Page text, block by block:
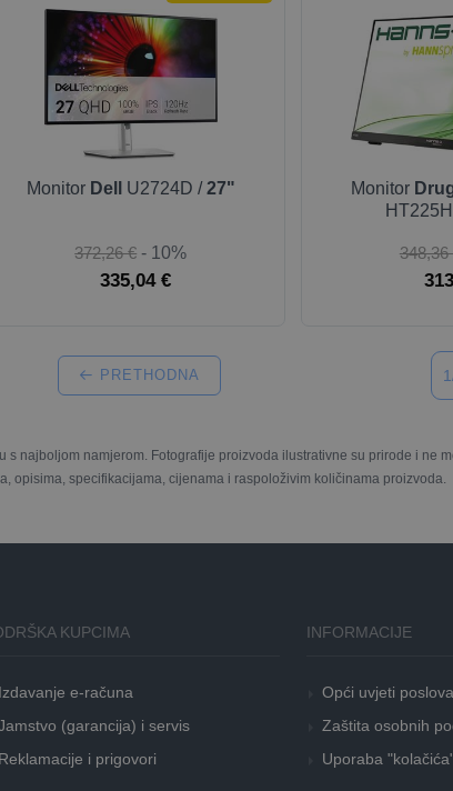
Monitor Dell U2724D /27"
372,26 € - 10%
335,04 €
Monitor
348,36
PRETHODNA
s najboljom namjerom. Fotografije proizvoda ilustrativne su prirode i ne
opisima, specifikacijama, cijenama i raspoloživim količinama proizvoda.
KUPCIMA
Izdavanje e-računa
(garancija) i servis
Reklamacije i prigovori
INFORMACIJE
Opći uvjeti
Zaštita osobnih
Uporaba